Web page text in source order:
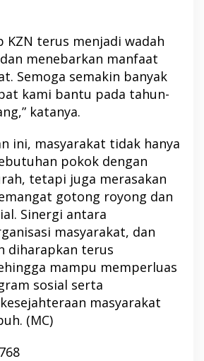
KZN terus menjadi wadah
menebarkan manfaat
Semoga semakin banyak
kami bantu pada tahun-
katanya.
ini, masyarakat tidak hanya
pokok dengan
tetapi juga merasakan
gotong royong dan
Sinergi antara
masyarakat, dan
diharapkan terus
mampu memperluas
sosial serta
masyarakat
(MC)
768